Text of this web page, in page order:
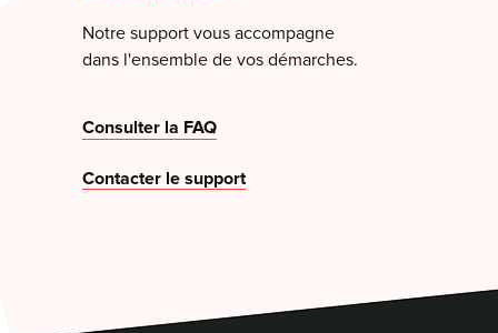
Notre support vous accompagne
dans l'ensemble de vos démarches.
Consulter la FAQ
Contacter le support